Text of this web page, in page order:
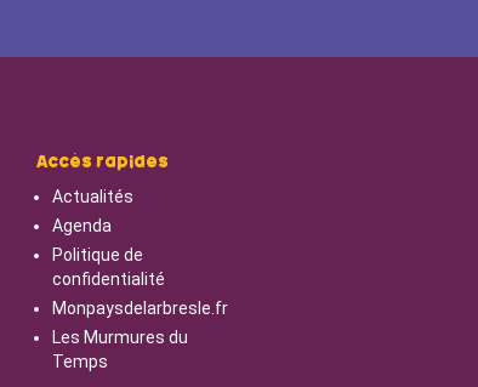
Accès rapides
Actualités
Agenda
Politique de
confidentialité
Monpaysdelarbresle.fr
Les Murmures du
Temps